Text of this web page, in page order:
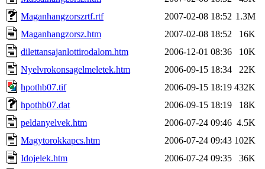
Maganhangzorszrtf.rtf
2007-02-08 18:52 1.3M
Maganhangzorsz.htm
2007-02-08 18:52
16K
dilettansajanlottirodalom.htm
2006-12-01 08:36
10K
Nyelvrokonsagelmeletek.htm
2006-09-15 18:34
22K
hpothb07.tif
2006-09-15 18:19 432K
hpothb07.dat
2006-09-15 18:19
18K
peldanyelvek.htm
2006-07-24 09:46 4.5K
Magytorokkapcs.htm
2006-07-24 09:43 102K
Idojelek.htm
2006-07-24 09:35
36K